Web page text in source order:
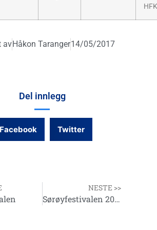
HFK
avHåkon Taranger14/05/2017
Del innlegg
Facebook Twitter
NESTE >>
Sørøyfestivalen 2017 Dag 2